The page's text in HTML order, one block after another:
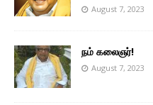
August 7, 2023
நம் கலைஞர்!
August 7, 2023